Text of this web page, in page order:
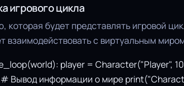
игрового цикла
будет представлять игровой
взаимодействовать с виртуальным
player = Character("Player",
# Вывод информации о мире